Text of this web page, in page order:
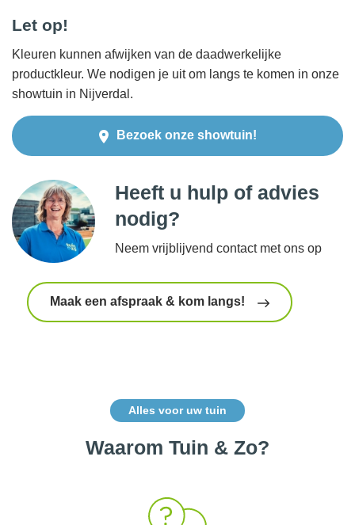
Let op!
Kleuren kunnen afwijken van de daadwerkelijke
productkleur. We nodigen je uit om langs te komen in onze
showtuin in Nijverdal.
Bezoek onze showtuin!
Heeft u hulp of advies
nodig?
Neem vrijblijvend contact met ons op
Maak een afspraak & kom langs!
Alles voor uw tuin
Waarom Tuin & Zo?